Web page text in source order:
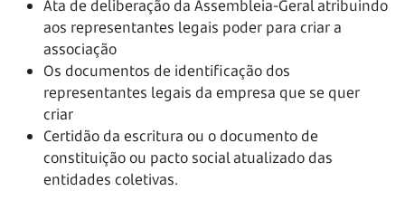
Ata de deliberação da Assembleia-Geral atribuindo
aos representantes legais poder para criar a
associação
Os documentos de identificação dos
representantes legais da empresa que se quer
criar
Certidão da escritura ou o documento de
constituição ou pacto social atualizado das
entidades coletivas.